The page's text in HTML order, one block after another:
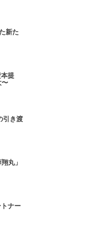
新た
提
引き渡
丸」
ナー